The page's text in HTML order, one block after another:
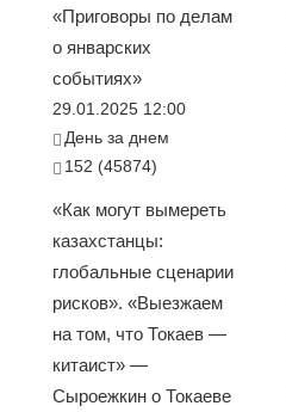
«Приговоры по делам
о январских
событиях»
29.01.2025 12:00
День за днем
152 (45874)
«Как могут вымереть
казахстанцы:
глобальные сценарии
рисков». «Выезжаем
на том, что Токаев —
китаист» —
Сыроежкин о Токаеве